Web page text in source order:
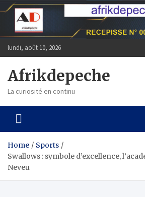
Skip
content
lundi, août 10, 2026
Afrikdepeche
La curiosité en continu
Home
Sports
Swallows : symbole d’excellence,
Neveu